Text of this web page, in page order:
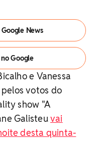
News
Google
e Vanessa
votos do
show "A
Galisteuvai
desta quinta-